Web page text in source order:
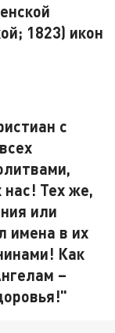
1823) икон
с
нас! Тех же,
или
имена в их
Как
–